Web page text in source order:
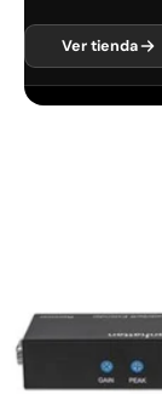
Ver tienda